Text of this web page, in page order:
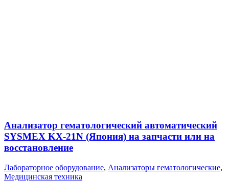
Анализатор гематологический автоматический
SYSMEX KX-21N (Япония) на запчасти или на
восстановление
Лабораторное оборудование, Анализаторы гематологические,
Медицинская техника